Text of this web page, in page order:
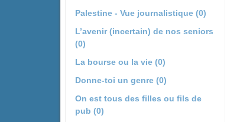
Palestine - Vue journalistique (0)
L’avenir (incertain) de nos seniors
(0)
La bourse ou la vie (0)
Donne-toi un genre (0)
On est tous des filles ou fils de
pub (0)